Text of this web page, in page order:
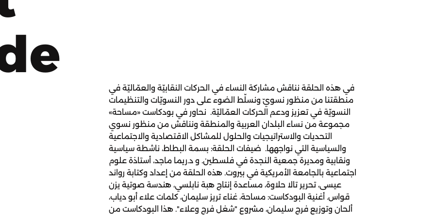
في هذه الحلقة نناقش مشاركة النساء في الحركات النقابيّة والعمّاليّة في
منطقتنا من منظور نسويّ ونسلّط الضوء على دور النسويّات والتنظيمات
النسويّة في تعزيز ودعم الحركات العمّاليّة. نحاور في بودكاست «مساحة»
مجموعة من نساء البلدان العربية والمنطقة ونناقش من منظور نسوي
التحديات والاستراتيجيات والحلول للمشاكل الاقتصادية والاجتماعية
والسياسية التي نواجهها. ضيفات الحلقة: بسمة البطاط، ناشطة سياسية
ونقابية ومديرة جمعية النجدة في فلسطين. و د.ريما ماجد، أستاذة علوم
اجتماعية بالجامعة الأمريكية في بيروت. هذه الحلقة من إعداد وكتابة رواند
عيسى، تحرير تالا حلاوة، مساعدة إنتاج هبة نابلسي، هندسة صوتية يزن
قواس. أغنية البودكاست: مساحة، غناء تريز سليمان، كلمات علاء أبو دياب،
ألحان وتوزيع فرج سليمان، مشروع "شغل فرج وعلاء". هذا البودكاست من